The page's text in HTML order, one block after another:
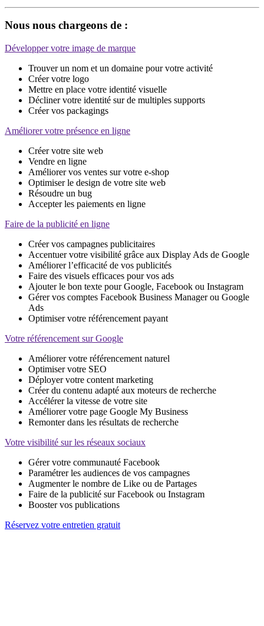
Nous nous chargeons de :
Développer votre image de marque
Trouver un nom et un domaine pour votre activité
Créer votre logo
Mettre en place votre identité visuelle
Décliner votre identité sur de multiples supports
Créer vos packagings
Améliorer votre présence en ligne
Créer votre site web
Vendre en ligne
Améliorer vos ventes sur votre e-shop
Optimiser le design de votre site web
Résoudre un bug
Accepter les paiements en ligne
Faire de la publicité en ligne
Créer vos campagnes publicitaires
Accentuer votre visibilité grâce aux Display Ads de Google
Améliorer l’efficacité de vos publicités
Faire des visuels efficaces pour vos ads
Ajouter le bon texte pour Google, Facebook ou Instagram
Gérer vos comptes Facebook Business Manager ou Google
Ads
Optimiser votre référencement payant
Votre référencement sur Google
Améliorer votre référencement naturel
Optimiser votre SEO
Déployer votre content marketing
Créer du contenu adapté aux moteurs de recherche
Accélérer la vitesse de votre site
Améliorer votre page Google My Business
Remonter dans les résultats de recherche
Votre visibilité sur les réseaux sociaux
Gérer votre communauté Facebook
Paramétrer les audiences de vos campagnes
Augmenter le nombre de Like ou de Partages
Faire de la publicité sur Facebook ou Instagram
Booster vos publications
Réservez votre entretien gratuit